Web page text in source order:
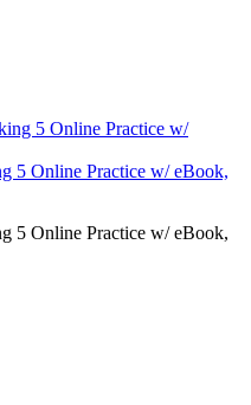
5 Online Practice w/ eBook,
5 Online Practice w/ eBook,